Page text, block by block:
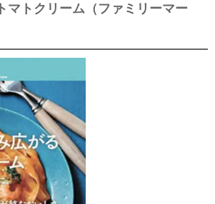
マトクリーム（ファミリーマー